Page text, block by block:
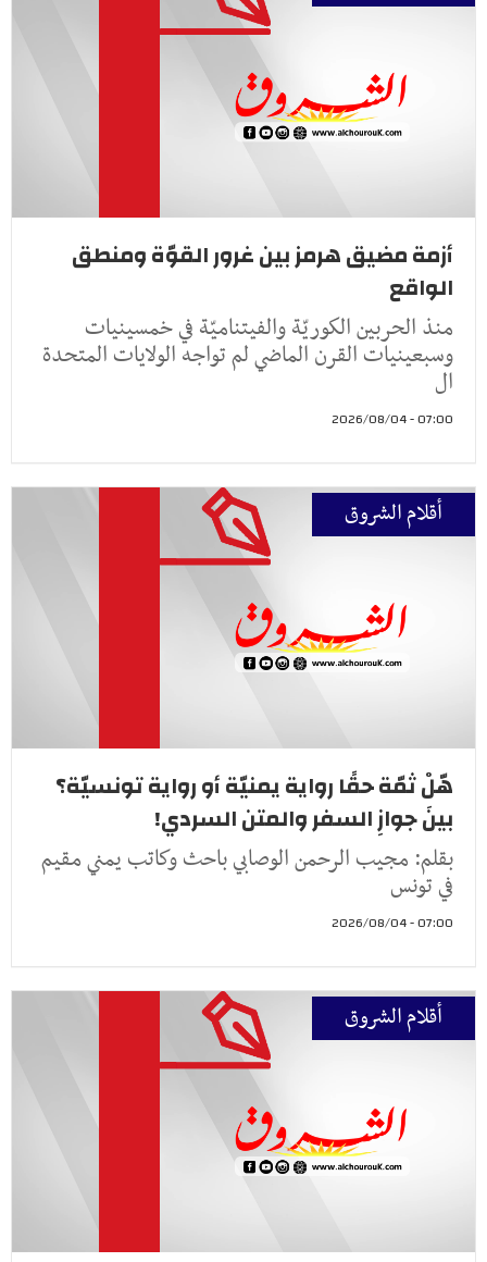
أزمة مضيق هرمز بين غرور القوّة ومنطق
الواقع
منذ الحربين الكوريّة والفيتناميّة في خمسينيات
وسبعينيات القرن الماضي لم تواجه الولايات المتحدة
ال
07:00 - 2026/08/04
أقلام الشروق
هّلْ ثمّة حقًا رواية يمنيّة أو رواية تونسيّة؟
بينَ جوازِ السفر والمتن السردي!
بقلم: مجيب الرحمن الوصابي باحث وكاتب يمني مقيم
في تونس
07:00 - 2026/08/04
أقلام الشروق